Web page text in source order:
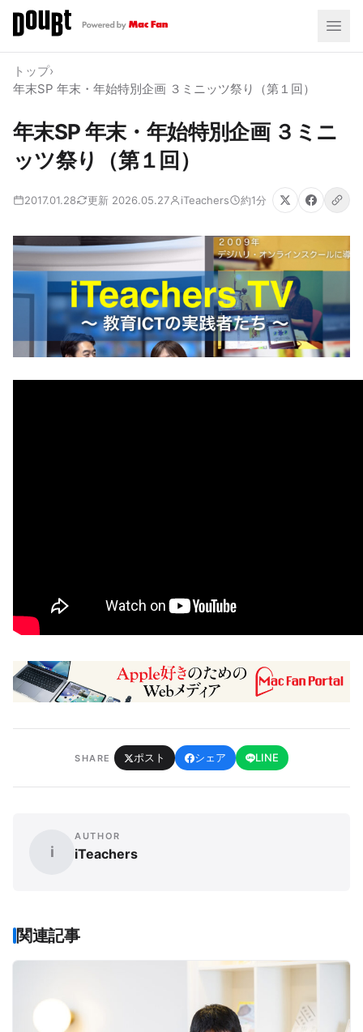
トップ›
年末SP 年末・年始特別企画 ３ミニッツ祭り（第１回）
年末SP 年末・年始特別企画 ３ミニ
ッツ祭り（第１回）
2017.01.28 更新 2026.05.27 iTeachers 約1分
SHARE ポスト シェア LINE
i
AUTHOR
iTeachers
関連記事